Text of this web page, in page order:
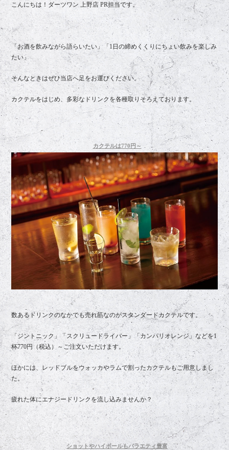
こんにちは！ダーツワン 上野店 PR担当です。
「お酒を飲みながら語らいたい」「1日の締めくくりにちょい飲みを楽しみ
たい」
そんなときはぜひ当店へ足をお運びください。
カクテルをはじめ、多彩なドリンクを各種取りそろえております。
カクテルは770円～
数あるドリンクのなかでも売れ筋なのがスタンダードカクテルです。
「ジントニック」「スクリュードライバー」「カンパリオレンジ」などを1
杯770円（税込）～ご注文いただけます。
ほかには、レッドブルをウォッカやラムで割ったカクテルもご用意しまし
た。
疲れた体にエナジードリンクを流し込みませんか？
ショットやハイボールもバラエティ豊富